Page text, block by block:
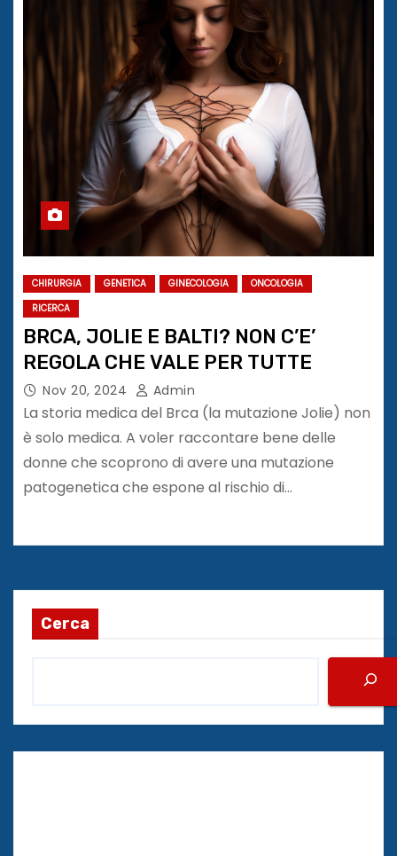
CHIRURGIA GENETICA GINECOLOGIA
ONCOLOGIA
RICERCA
BRCA, JOLIE E BALTI? NON C’E’
REGOLA CHE VALE PER TUTTE
Nov 20, 2024 Admin
La storia medica del Brca (la mutazione Jolie) non
è solo medica. A voler raccontare bene delle
donne che scoprono di avere una mutazione
patogenetica che espone al rischio di…
Cerca